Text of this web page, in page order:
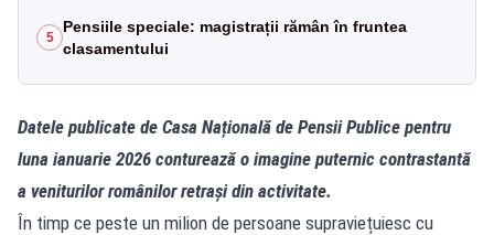
5
Pensiile speciale: magistrații rămân în fruntea
clasamentului
Datele publicate de Casa Națională de Pensii Publice pentru
luna ianuarie 2026 conturează o imagine puternic contrastantă
a veniturilor românilor retrași din activitate.
În timp ce peste un milion de persoane supraviețuiesc cu